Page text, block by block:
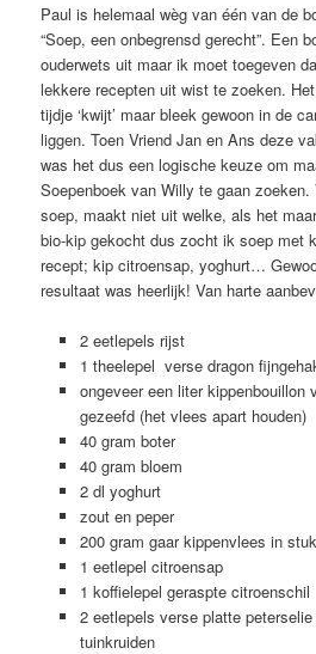
Paul is helemaal wèg van één van de
“Soep, een onbegrensd gerecht”. Een
ouderwets uit maar ik moet toegeven
lekkere recepten uit wist te zoeken.
tijdje ‘kwijt’ maar bleek gewoon in de
liggen. Toen Vriend Jan en Ans deze
was het dus een logische keuze om
Soepenboek van Willy te gaan
soep, maakt niet uit welke, als het
bio-kip gekocht dus zocht ik soep met
recept; kip citroensap, yoghurt…
resultaat was heerlijk! Van harte
2 eetlepels rijst
1 theelepel verse dragon
ongeveer een liter kippenbouillon
gezeefd (het vlees apart houden)
40 gram boter
40 gram bloem
2 dl yoghurt
zout en peper
200 gram gaar kippenvlees in
1 eetlepel citroensap
1 koffielepel geraspte citroenschil
2 eetlepels verse platte
tuinkruiden